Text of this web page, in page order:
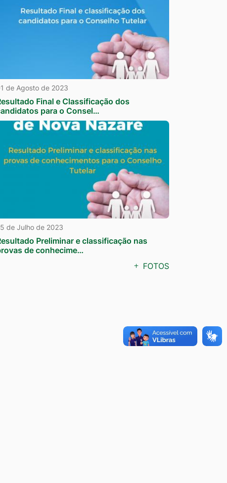
de Agosto de 2023
Final e Classificação dos
para o Consel…
de Julho de 2023
Preliminar e classificação nas
de conhecime…
FOTOS